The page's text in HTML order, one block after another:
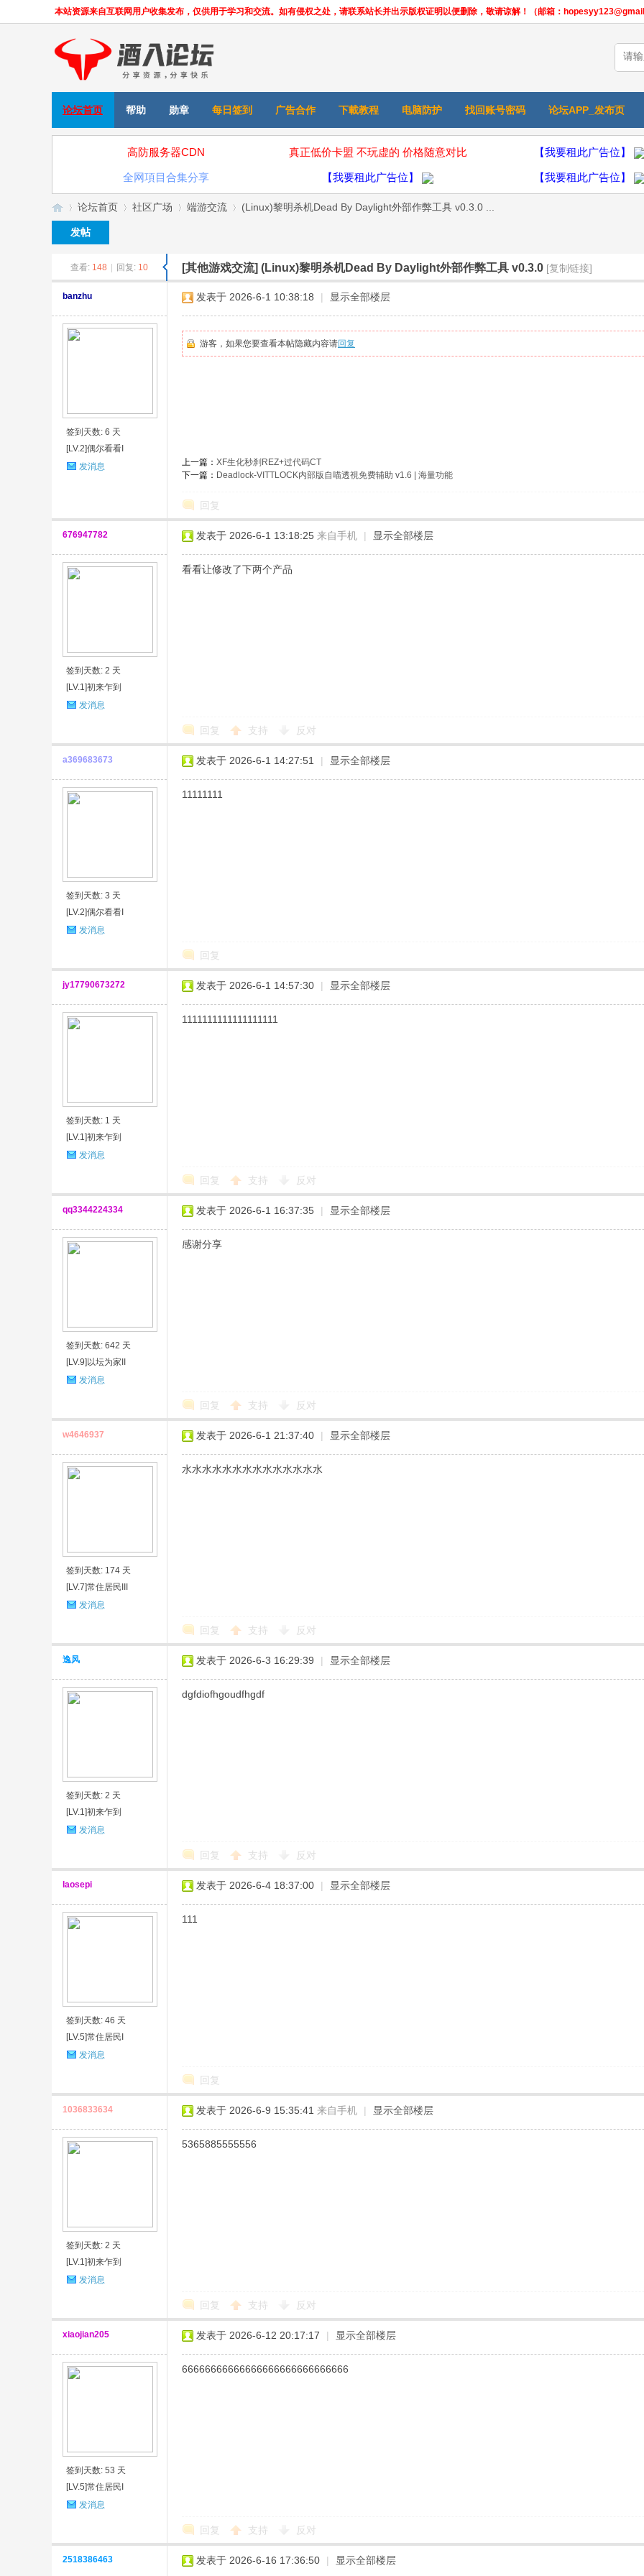
本站资源来自互联网用户收集发布，仅供用于学习和交流。如有侵权之处，请联系站长并出示版权证明以便删除，敬请谅解！（邮箱：
论坛首页 帮助 勋章 每日签到 广告合作 下載教程 电脑防护 找回账号密码 论坛APP_发布页
高防服务器CDN 真正低价卡盟 不玩虚的 价格随意对比 【我要租此广告位】
全网項目合集分享 【我要租此广告位】 【我要租此广告位】
论坛首页
›
社区广场 端游交流
›
(Linux)黎明杀机Dead By Daylight外部作弊工具 v0.3.0 ...
发帖
查看: 148 回复: 10 [其他游戏交流] (Linux)黎明杀机Dead By Daylight外部作弊工具 v0.3.0 [复制链接]
banzhu
签到天数: 6 天
[LV.2]偶尔看看I
发消息
发表于 2026-6-1 10:38:18 | 显示全部楼层
游客，如果您要查看本帖隐藏内容请回复
上一篇： XF生化秒刹REZ+过代码CT
下一篇： Deadlock-VITTLOCK内部版自喵透視免费辅助 v1.6 | 海量功能
回复
676947782
签到天数: 2 天
[LV.1]初来乍到
发消息
发表于 2026-6-1 13:18:25 来自手机 | 显示全部楼层
看看让修改了下两个产品
回复 支持 反对
a369683673
签到天数: 3 天
[LV.2]偶尔看看I
发消息
发表于 2026-6-1 14:27:51 | 显示全部楼层
11111111
回复
jy17790673272
签到天数: 1 天
[LV.1]初来乍到
发消息
发表于 2026-6-1 14:57:30 | 显示全部楼层
1111111111111111111
回复 支持 反对
qq3344224334
签到天数: 642 天
[LV.9]以坛为家II
发消息
发表于 2026-6-1 16:37:35 | 显示全部楼层
感谢分享
回复 支持 反对
w4646937
签到天数: 174 天
[LV.7]常住居民III
发消息
发表于 2026-6-1 21:37:40 | 显示全部楼层
水水水水水水水水水水水水水水
回复 支持 反对
逸风
签到天数: 2 天
[LV.1]初来乍到
发消息
发表于 2026-6-3 16:29:39 | 显示全部楼层
dgfdiofhgoudfhgdf
回复 支持 反对
laosepi
签到天数: 46 天
[LV.5]常住居民I
发消息
发表于 2026-6-4 18:37:00 | 显示全部楼层
111
回复
1036833634
签到天数: 2 天
[LV.1]初来乍到
发消息
发表于 2026-6-9 15:35:41 来自手机 | 显示全部楼层
5365885555556
回复 支持 反对
xiaojian205
签到天数: 53 天
[LV.5]常住居民I
发消息
发表于 2026-6-12 20:17:17 | 显示全部楼层
66666666666666666666666666666
回复 支持 反对
2518386463 发表于 2026-6-16 17:36:50 | 显示全部楼层